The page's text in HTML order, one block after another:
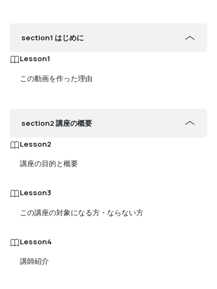
section1 はじめに
Lesson1
この動画を作った理由
section2 講座の概要
Lesson2
講座の目的と概要
Lesson3
この講座の対象になる方・ならない方
Lesson4
講師紹介